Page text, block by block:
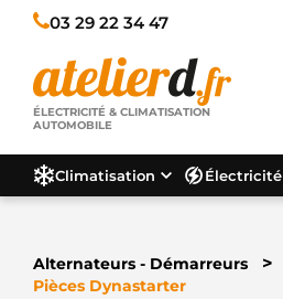
03 29 22 34 47
ÉLECTRICITÉ & CLIMATISATION
AUTOMOBILE
Climatisation Électricité
Alternateurs - Démarreurs >
Pièces Dynastarter